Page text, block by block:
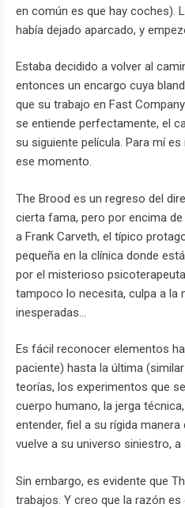
en común es que hay coches).
había dejado aparcado, y
Estaba decidido a volver al
entonces un encargo cuya
que su trabajo en Fast
se entiende perfectamente, el
su siguiente película. Para mí
ese momento.
The Brood es un regreso del
cierta fama, pero por encima
a Frank Carveth, el típico
pequeña en la clínica donde
por el misterioso
tampoco lo necesita, culpa a la
inesperadas…
Es fácil reconocer elementos
paciente) hasta la última
teorías, los experimentos que
cuerpo humano, la jerga
entender, fiel a su rígida
vuelve a su universo siniestro,
Sin embargo, es evidente que
trabajos. Y creo que la razón